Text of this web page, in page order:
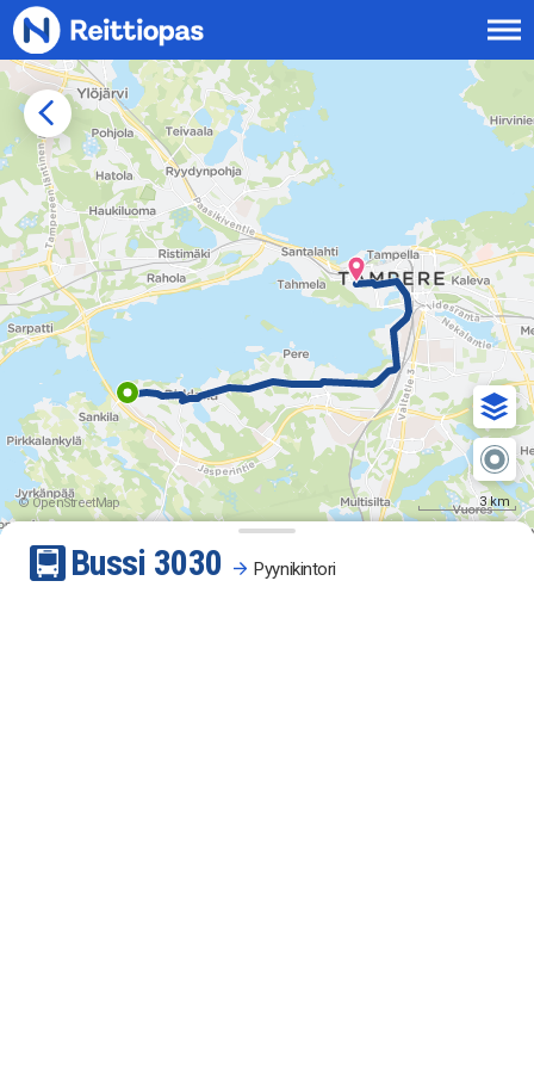
Siirry sisältöön
© OpenStreetMap 3 km
Bussi 3030 Pyynikintori